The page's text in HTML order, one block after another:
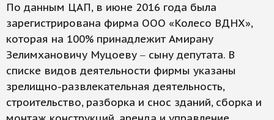
По данным ЦАП, в июне 2016 года была
зарегистрирована фирма ООО «Колесо ВДНХ»,
которая на 100% принадлежит Амирану
Зелимхановичу Муцоеву ‒ сыну депутата. В
списке видов деятельности фирмы указаны
зрелищно-развлекательная деятельность,
строительство, разборка и снос зданий, сборка и